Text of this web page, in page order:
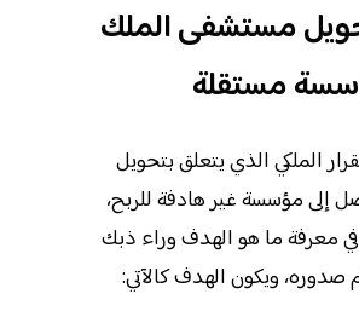
مستشفى الملك
مستقلة
الملكي الذي يتعلق بتحويل
مؤسسة غير هادفة للربح،
معرفة ما هو الهدف وراء ذبك
صدوره، ويكون الهدف كالآتي: